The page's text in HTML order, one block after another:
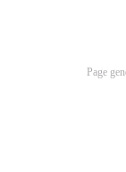
Page